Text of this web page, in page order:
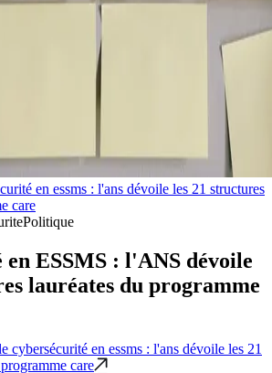
en essms : l'ans dévoile les 21 structures
care
Politique
ESSMS : l'ANS dévoile
lauréates du programme
cybersécurité en essms : l'ans dévoile les 21
care